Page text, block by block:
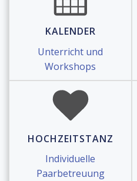
KALENDER
Unterricht und
Workshops
HOCHZEITSTANZ
Individuelle
Paarbetreuung